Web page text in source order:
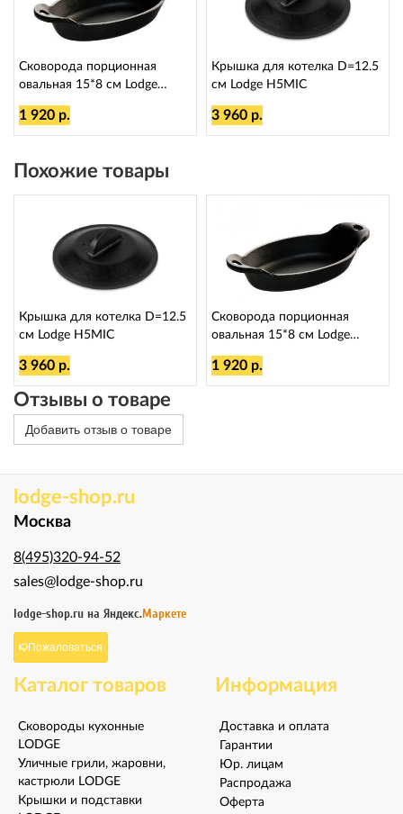
Сковорода порционная
овальная 15*8 см Lodge
LMSOV
1 920 р.
Крышка для котелка D=12.5
см Lodge H5MIC
3 960 р.
Похожие товары
Крышка для котелка D=12.5
см Lodge H5MIC
3 960 р.
Сковорода порционная
овальная 15*8 см Lodge
LMSOV
1 920 р.
Отзывы о товаре
Добавить отзыв о товаре
lodge-shop.ru
Москва
8(495)320-94-52
sales@lodge-shop.ru
lodge-shop.ru на Яндекс.Маркете
Пожаловаться
Каталог товаров
Сковороды кухонные
LODGE
Уличные грили, жаровни,
кастрюли LODGE
Крышки и подставки
Информация
Доставка и оплата
Гарантии
Юр. лицам
Распродажа
Оферта